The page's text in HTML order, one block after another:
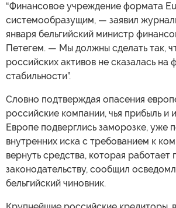
“Финансовое учреждение формата
системообразущим, — заявил
января бельгийский министр
Петегем. — Мы должны сделать так,
российских активов не сказалась на
стабильности”.
Словно подтверждая опасения
российские компании, чья прибыль и
Европе подверглись заморозке, уже
внутренних иска с требованием к
вернуть средства, которая работает
законодательству, сообщил
бельгийский чиновник.